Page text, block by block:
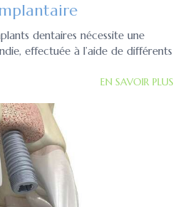
dentaires nécessite une
effectuée à l’aide de différents
EN SAVOIR PLUS